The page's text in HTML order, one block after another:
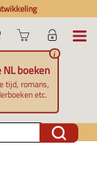
boeken
tijd, romans,
etc.
i